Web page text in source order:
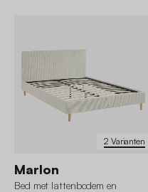
2 Varianten
Marlon
Bed met lattenbodem en